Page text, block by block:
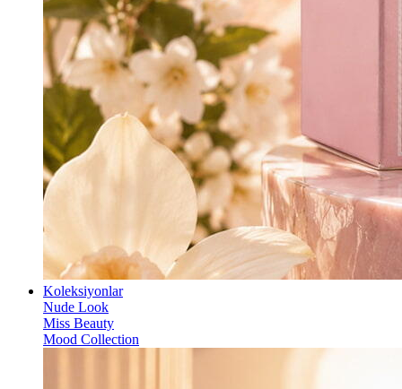
Koleksiyonlar
Nude Look
Miss Beauty
Mood Collection